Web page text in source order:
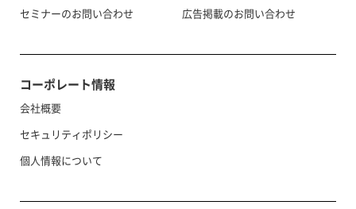
セミナーのお問い合わせ
広告掲載のお問い合わせ
コーポレート情報
会社概要
セキュリティポリシー
個人情報について